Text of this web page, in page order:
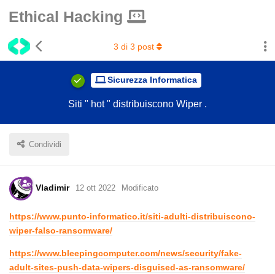
Ethical Hacking
Sicurezza Informatica
Siti " hot " distribuiscono Wiper .
Condividi
3 di 3 post
Vladimir 12 ott 2022 Modificato
https://www.punto-informatico.it/siti-adulti-distribuiscono-
wiper-falso-ransomware/
https://www.bleepingcomputer.com/news/security/fake-
adult-sites-push-data-wipers-disguised-as-ransomware/